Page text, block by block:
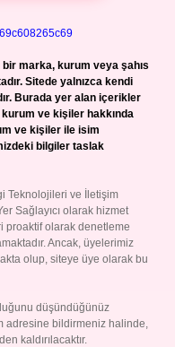
marka, kurum veya şahıs
Sitede yalnızca kendi
Burada yer alan içerikler
ve kişiler hakkında
ve kişiler ile isim
bilgiler taslak
Teknolojileri ve İletişim
Sağlayıcı olarak hizmet
proaktif olarak denetleme
Ancak, üyelerimiz
olup, siteye üye olarak bu
düşündüğünüz
adresine bildirmeniz halinde,
kaldırılacaktır.